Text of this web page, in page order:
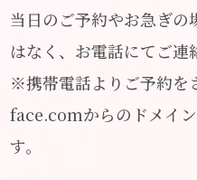
当日のご予約やお急ぎの
はなく、お電話にてご連
※携帯電話よりご予約
face.comからのドメイ
す。